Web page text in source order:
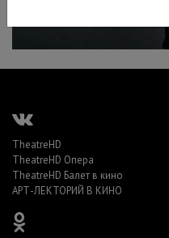
TheatreHD
TheatreHD Опера
TheatreHD Балет в кино
АРТ-ЛЕКТОРИЙ В КИНО